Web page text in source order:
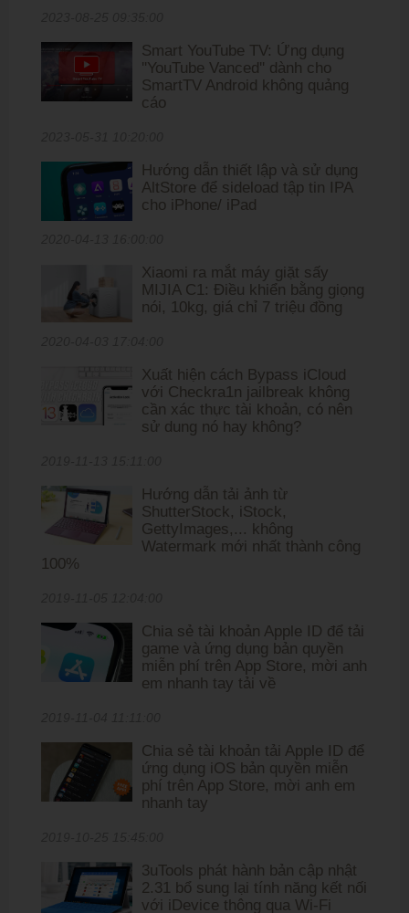
Smart YouTube TV: Ứng dụng
''YouTube Vanced'' dành cho
SmartTV Android không quảng
cáo
Hướng dẫn thiết lập và sử dụng
AltStore để sideload tập tin IPA
cho iPhone/ iPad
Xiaomi ra mắt máy giặt sấy
MIJIA C1: Điều khiển bằng giọng
nói, 10kg, giá chỉ 7 triệu đồng
Xuất hiện cách Bypass iCloud
với Checkra1n jailbreak không
cần xác thực tài khoản, có nên
sử dung nó hay không?
Hướng dẫn tải ảnh từ
ShutterStock, iStock,
GettyImages,... không
Watermark mới nhất thành công
100%
Chia sẻ tài khoản Apple ID để tải
game và ứng dụng bản quyền
miễn phí trên App Store, mời anh
em nhanh tay tải về
Chia sẻ tài khoản tải Apple ID để
ứng dụng iOS bản quyền miễn
phí trên App Store, mời anh em
nhanh tay
3uTools phát hành bản cập nhật
2.31 bổ sung lại tính năng kết nối
với iDevice thông qua Wi-Fi